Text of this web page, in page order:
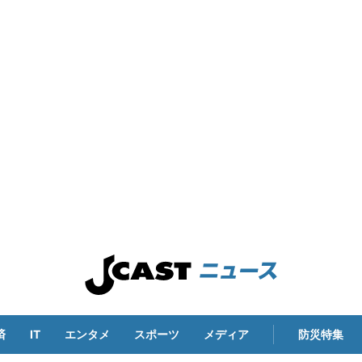
IT エンタメ スポーツ メディア 防災特集